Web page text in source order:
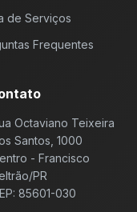
de Serviços
Frequentes
Octaviano Teixeira
Santos, 1000
- Francisco
PR
85601-030